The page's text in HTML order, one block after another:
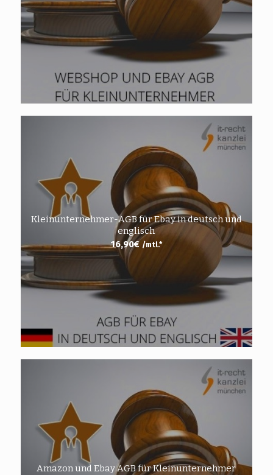
Kleinunternehmer-AGB für Ebay in deutsch und
englisch
16,90€ /mtl.*
Amazon und Ebay AGB für Kleinunternehmer